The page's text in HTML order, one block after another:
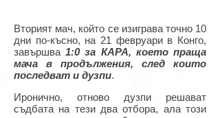
Вторият мач, който се изиграва точно 10
дни по-късно, на 21 февруари в Конго,
завършва1:0 за КАРА, което праща
мача в продължения, след които
последват и дузпи.
Иронично, отново дузпи решават
съдбата на тези два отбора, ала този